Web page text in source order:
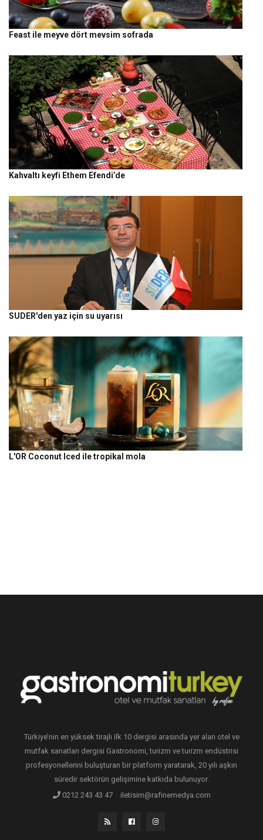
Feast ile meyve dört mevsim sofrada
Kahvaltı keyfi Ethem Efendi’de
SUDER'den yaz için su uyarısı
L'OR Coconut Iced ile tropikal mola
Türkiye’nin en yüksek tirajlı ilk 10 dergisi arasında yer alan otel ve
mutfak sanatları dergisi Gastronomi, turizm ve turizm endüstrisi
profesyonellerini buluşturan bir platform yaratarak, 20 yılı aşkın
süredir sektörün gelişimine katkıda bulunuyor.
0212 243 43 47
iletisim@rafinemedya.com